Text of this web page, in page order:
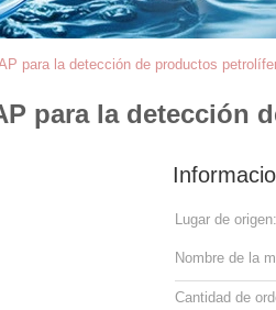
para la detección de productos
para la detección
Lugar de origen:
Nombre de la
Cantidad de